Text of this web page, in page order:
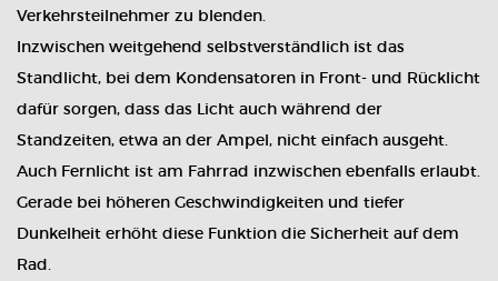
Verkehrsteilnehmer zu blenden.
Inzwischen weitgehend selbstverständlich ist das
Standlicht, bei dem Kondensatoren in Front- und Rücklicht
dafür sorgen, dass das Licht auch während der
Standzeiten, etwa an der Ampel, nicht einfach ausgeht.
Auch Fernlicht ist am Fahrrad inzwischen ebenfalls erlaubt.
Gerade bei höheren Geschwindigkeiten und tiefer
Dunkelheit erhöht diese Funktion die Sicherheit auf dem
Rad.